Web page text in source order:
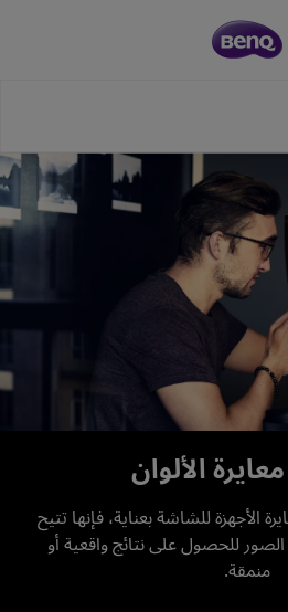
الألوان
منمقة.